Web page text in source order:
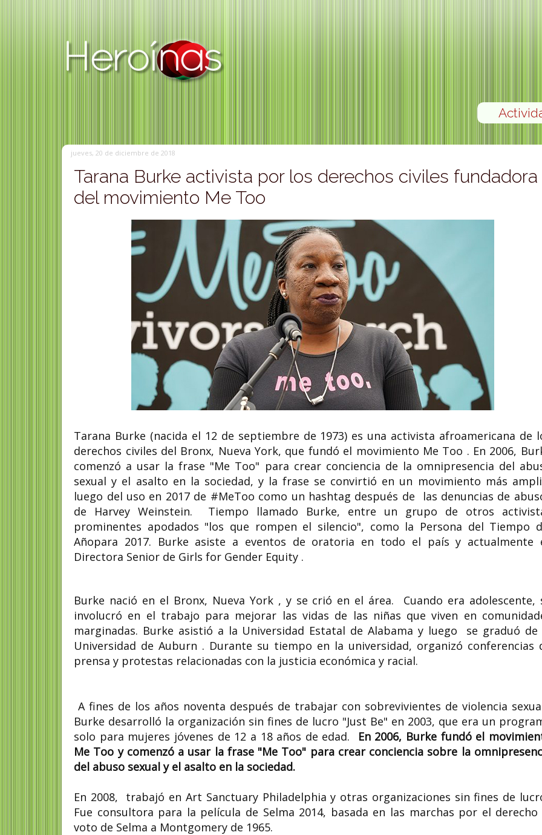
jueves, 20 de diciembre de 2018
Tarana Burke activista por los derechos civiles fundadora
del movimiento Me Too
Tarana Burke (nacida el 12 de septiembre de 1973) es una activista afroamericana de
derechos civiles del Bronx, Nueva York, que fundó el movimiento Me Too . En 2006,
comenzó a usar la frase "Me Too" para crear conciencia de la omnipresencia del
sexual y el asalto en la sociedad, y la frase se convirtió en un movimiento más
luego del uso en 2017 de #MeToo como un hashtag después de las denuncias de
de Harvey Weinstein. Tiempo llamado Burke, entre un grupo de otros
prominentes apodados "los que rompen el silencio", como la Persona del Tiempo
Añopara 2017. Burke asiste a eventos de oratoria en todo el país y actualmente
Directora Senior de Girls for Gender Equity .
Burke nació en el Bronx, Nueva York , y se crió en el área. Cuando era adolescente,
involucró en el trabajo para mejorar las vidas de las niñas que viven en
marginadas. Burke asistió a la Universidad Estatal de Alabama y luego se graduó de
Universidad de Auburn . Durante su tiempo en la universidad, organizó conferencias
prensa y protestas relacionadas con la justicia económica y racial.
A fines de los años noventa después de trabajar con sobrevivientes de violencia
Burke desarrolló la organización sin fines de lucro "Just Be" en 2003, que era un
solo para mujeres jóvenes de 12 a 18 años de edad. En 2006, Burke fundó el
Me Too y comenzó a usar la frase "Me Too" para crear conciencia sobre la
del abuso sexual y el asalto en la sociedad.
En 2008, trabajó en Art Sanctuary Philadelphia y otras organizaciones sin fines de
Fue consultora para la película de Selma 2014, basada en las marchas por el derecho
voto de Selma a Montgomery de 1965.
Carrie Reichardt artista
británica
Carrie Reichardt (Londres, 1966) es
una artista británica representante
del arte protesta....
Pollizzoni
traductora
Ilustración
Margarita Hickey y
de Mallorca,